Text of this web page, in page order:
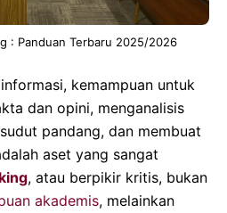
: Panduan Terbaru 2025/2026
kemampuan untuk
dan opini, menganalisis
pandang, dan membuat
aset yang sangat
, atau berpikir kritis, bukan
akademis, melainkan